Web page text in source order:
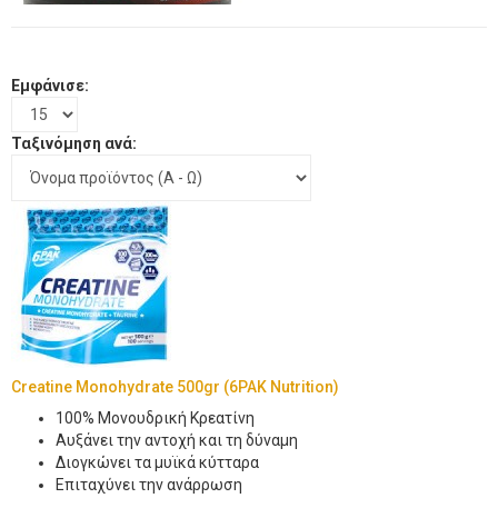
Εμφάνισε:
Ταξινόμηση ανά:
Creatine Monohydrate 500gr (6PAK Nutrition)
100% Μονουδρική Κρεατίνη
Αυξάνει την αντοχή και τη δύναμη
Διογκώνει τα μυϊκά κύτταρα
Επιταχύνει την ανάρρωση